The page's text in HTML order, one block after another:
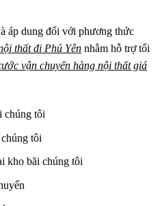
áp dung đối với phương thức
thất đi Phú Yên nhằm hỗ trợ tối
vận chuyển hàng nội thất giá
chúng tôi
tôi
kho bãi chúng tôi